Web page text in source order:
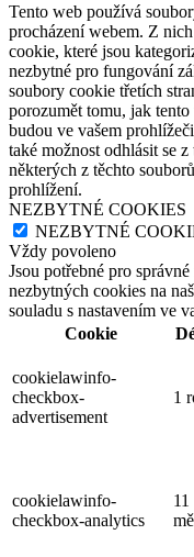
Tento web používá
procházení webem. Z
cookie, které jsou
nezbytné pro fungování
soubory cookie třetích
porozumět tomu, jak
budou ve vašem
také možnost odhlásit se
některých z těchto
prohlížení.
NEZBYTNÉ COOKIES
NEZBYTNÉ
Vždy povoleno
Jsou potřebné pro
nezbytných cookies na
souladu s nastavením ve
Cookie
cookielawinfo-
checkbox-
advertisement
1
cookielawinfo-
checkbox-analytics
11